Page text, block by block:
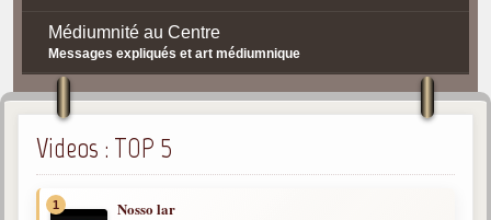
Médiumnité au Centre
Messages expliqués et art médiumnique
Contact / Accès
Plan d'accès
Spiritisme
La doctrine Spirite
Videos : TOP 5
1 Nosso lar